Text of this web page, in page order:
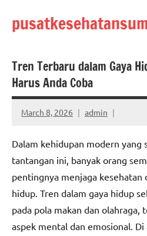
Tren Terbaru dalam Gaya
Harus Anda Coba
March 8, 2026 admin
Dalam kehidupan modern yang
tantangan ini, banyak orang
pentingnya menjaga kesehatan
hidup. Tren dalam gaya hidup
pada pola makan dan olahraga,
aspek mental dan emosional.